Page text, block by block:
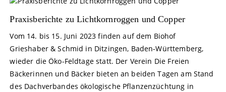
Praxisberichte zu Lichtkornroggen und Copper
Vom 14. bis 15. Juni 2023 finden auf dem Biohof
Grieshaber & Schmid in Ditzingen, Baden-Württemberg,
wieder die Öko-Feldtage statt. Der Verein Die Freien
Bäckerinnen und Bäcker bieten an beiden Tagen am Stand
des Dachverbandes ökologische Pflanzenzüchtung in